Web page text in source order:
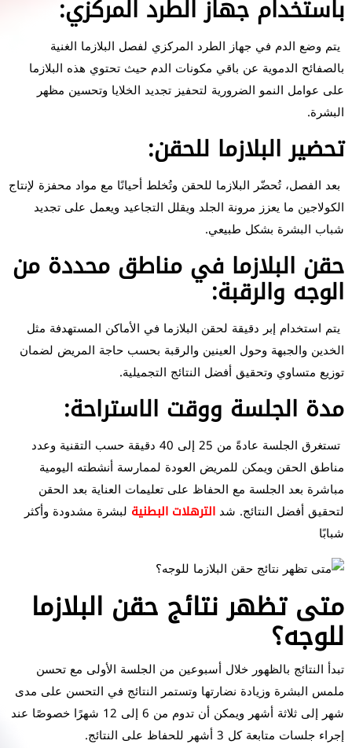
باستخدام جهاز الطرد المركزي:
يتم وضع الدم في جهاز الطرد المركزي لفصل البلازما الغنية
بالصفائح الدموية عن باقي مكونات الدم حيث تحتوي هذه البلازما
على عوامل النمو الضرورية لتحفيز تجديد الخلايا وتحسين مظهر
البشرة.
تحضير البلازما للحقن:
بعد الفصل، تُحضّر البلازما للحقن وتُخلط أحيانًا مع مواد محفزة لإنتاج
الكولاجين ما يعزز مرونة الجلد ويقلل التجاعيد ويعمل على تجديد
شباب البشرة بشكل طبيعي.
حقن البلازما في مناطق محددة من
الوجه والرقبة:
يتم استخدام إبر دقيقة لحقن البلازما في الأماكن المستهدفة مثل
الخدين والجبهة وحول العينين والرقبة بحسب حاجة المريض لضمان
توزيع متساوي وتحقيق أفضل النتائج التجميلية.
مدة الجلسة ووقت الاستراحة:
تستغرق الجلسة عادةً من 25 إلى 40 دقيقة حسب التقنية وعدد
مناطق الحقن ويمكن للمريض العودة لممارسة أنشطته اليومية
مباشرة بعد الجلسة مع الحفاظ على تعليمات العناية بعد الحقن
لتحقيق أفضل النتائج. شد الترهلات البطنية لبشرة مشدودة وأكثر
شبابًا
متى تظهر نتائج حقن البلازما
للوجه؟
تبدأ النتائج بالظهور خلال أسبوعين من الجلسة الأولى مع تحسن
ملمس البشرة وزيادة نضارتها وتستمر النتائج في التحسن على مدى
شهر إلى ثلاثة أشهر ويمكن أن تدوم من 6 إلى 12 شهرًا خصوصًا عند
إجراء جلسات متابعة كل 3 أشهر للحفاظ على النتائج.